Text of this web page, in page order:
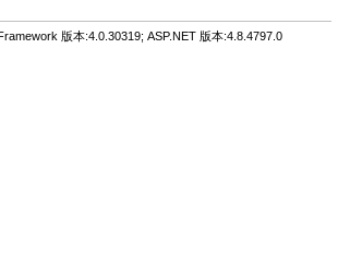
版本:4.0.30319; ASP.NET 版本:4.8.4797.0